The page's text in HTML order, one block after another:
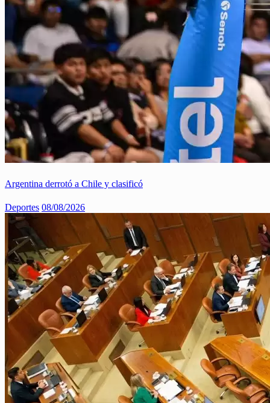
Argentina derrotó a Chile y clasificó
Deportes 08/08/2026